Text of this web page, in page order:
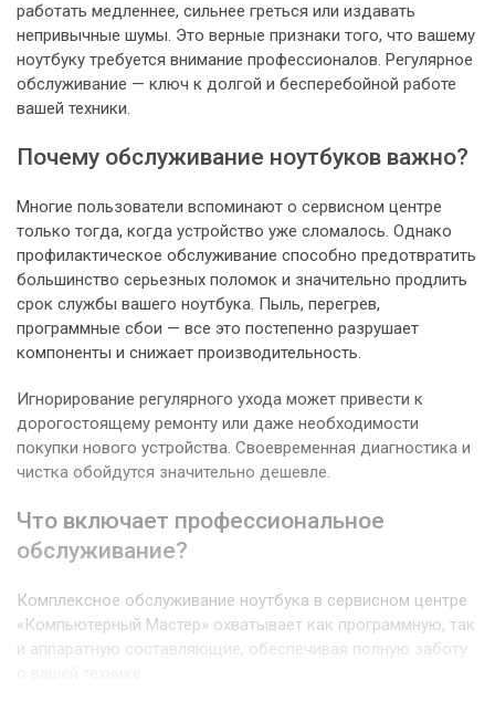
работать медленнее, сильнее греться или издавать
непривычные шумы. Это верные признаки того, что вашему
ноутбуку требуется внимание профессионалов. Регулярное
обслуживание — ключ к долгой и бесперебойной работе
вашей техники.
Почему обслуживание ноутбуков важно?
Многие пользователи вспоминают о сервисном центре
только тогда, когда устройство уже сломалось. Однако
профилактическое обслуживание способно предотвратить
большинство серьезных поломок и значительно продлить
срок службы вашего ноутбука. Пыль, перегрев,
программные сбои — все это постепенно разрушает
компоненты и снижает производительность.
Игнорирование регулярного ухода может привести к
дорогостоящему ремонту или даже необходимости
покупки нового устройства. Своевременная диагностика и
чистка обойдутся значительно дешевле.
Что включает профессиональное
обслуживание?
Комплексное обслуживание ноутбука в сервисном центре
«Компьютерный Мастер» охватывает как программную, так
и аппаратную составляющие, обеспечивая полную заботу